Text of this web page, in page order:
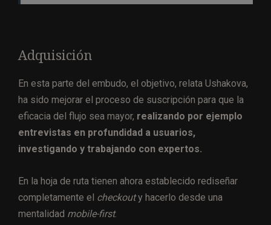
Adquisición
En esta parte del embudo, el objetivo, relata Ushakova,
ha sido mejorar el proceso de suscripción para que la
eficacia del flujo sea mayor, realizando por ejemplo
entrevistas en profundidad a usuarios,
investigando y trabajando con expertos.
En la hoja de ruta tienen ahora establecido rediseñar
completamente el checkouty hacerlo desde una
mentalidad mobile-first.